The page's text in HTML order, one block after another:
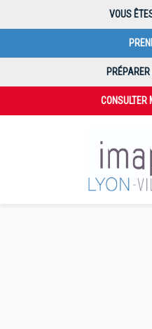
VOUS
CONSULTER